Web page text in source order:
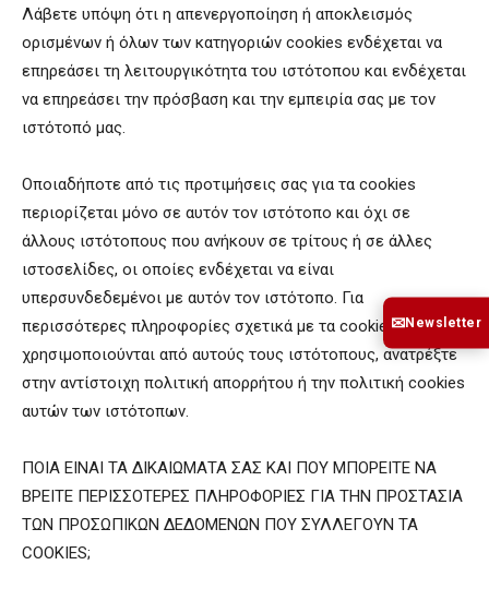
Λάβετε υπόψη ότι η απενεργοποίηση ή αποκλεισμός
ορισμένων ή όλων των κατηγοριών cookies ενδέχεται να
επηρεάσει τη λειτουργικότητα του ιστότοπου και ενδέχεται
να επηρεάσει την πρόσβαση και την εμπειρία σας με τον
ιστότοπό μας.
Οποιαδήποτε από τις προτιμήσεις σας για τα cookies
περιορίζεται μόνο σε αυτόν τον ιστότοπο και όχι σε
άλλους ιστότοπους που ανήκουν σε τρίτους ή σε άλλες
ιστοσελίδες, οι οποίες ενδέχεται να είναι
υπερσυνδεδεμένοι με αυτόν τον ιστότοπο. Για
περισσότερες πληροφορίες σχετικά με τα cookies που
χρησιμοποιούνται από αυτούς τους ιστότοπους, ανατρέξτε
στην αντίστοιχη πολιτική απορρήτου ή την πολιτική cookies
αυτών των ιστότοπων.
ΠΟΙΑ ΕΙΝΑΙ ΤΑ ΔΙΚΑΙΩΜΑΤΑ ΣΑΣ ΚΑΙ ΠΟΥ ΜΠΟΡΕΙΤΕ ΝΑ
ΒΡΕΙΤΕ ΠΕΡΙΣΣΟΤΕΡΕΣ ΠΛΗΡΟΦΟΡΙΕΣ ΓΙΑ ΤΗΝ ΠΡΟΣΤΑΣΙΑ
ΤΩΝ ΠΡΟΣΩΠΙΚΩΝ ΔΕΔΟΜΕΝΩΝ ΠΟΥ ΣΥΛΛΕΓΟΥΝ ΤΑ
COOKIES;
✉Newsletter